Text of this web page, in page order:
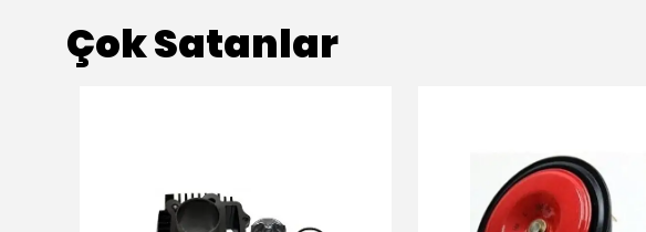
Çok Satanlar